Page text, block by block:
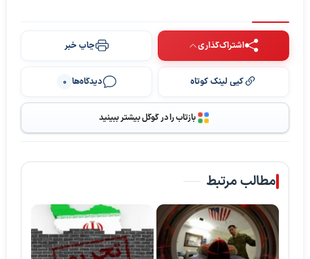
اشتراک‌گذاری چاپ خبر
کپی لینک کوتاه دیدگاه‌ها 0
بازتاب را در گوگل بیشتر ببینید
مطالب مرتبط